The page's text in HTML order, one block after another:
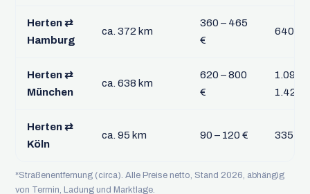
Herten ⇄
Hamburg
ca. 372 km
360 – 465
€
640 –
Herten ⇄
München
ca. 638 km
620 – 800
€
1.095 –
1.420 €
Herten ⇄
Köln
ca. 95 km 90 – 120 € 335 –
*Straßenentfernung (circa). Alle Preise netto, Stand 2026, abhängig
von Termin, Ladung und Marktlage.